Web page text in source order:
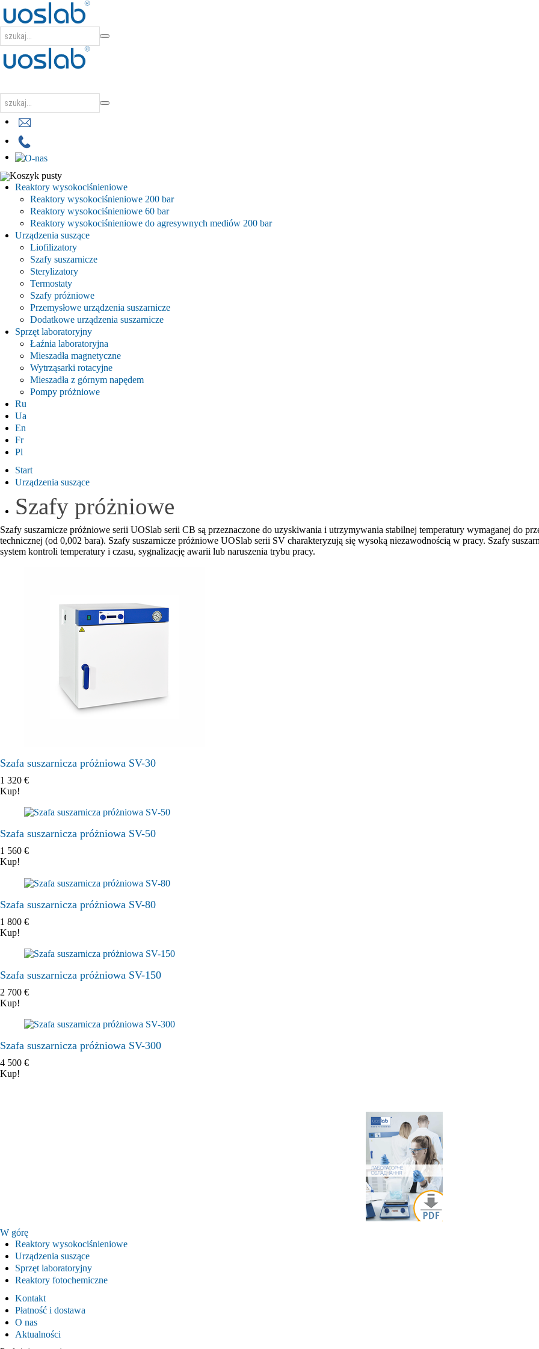
Koszyk pusty
Reaktory wysokociśnieniowe
Reaktory wysokociśnieniowe 200 bar
Reaktory wysokociśnieniowe 60 bar
Reaktory wysokociśnieniowe do agresywnych mediów 200 bar
Urządzenia suszące
Liofilizatory
Szafy suszarnicze
Sterylizatory
Termostaty
Szafy próżniowe
Przemysłowe urządzenia suszarnicze
Dodatkowe urządzenia suszarnicze
Sprzęt laboratoryjny
Łaźnia laboratoryjna
Mieszadła magnetyczne
Wytrząsarki rotacyjne
Mieszadła z górnym napędem
Pompy próżniowe
Ru
Ua
En
Fr
Pl
Start
Urządzenia suszące
Szafy próżniowe
Szafy suszarnicze próżniowe serii UOSlab serii СВ są przeznaczone do uzyskiwania i utrzymywania stabilnej temperatury wymaganej do
technicznej (od 0,002 bara). Szafy suszarnicze próżniowe UOSlab serii SV charakteryzują się wysoką niezawodnością w pracy. Szafy
system kontroli temperatury i czasu, sygnalizację awarii lub naruszenia trybu pracy.
Szafa suszarnicza próżniowa SV-30
1 320 €
Kup!
Szafa suszarnicza próżniowa SV-50
1 560 €
Kup!
Szafa suszarnicza próżniowa SV-80
1 800 €
Kup!
Szafa suszarnicza próżniowa SV-150
2 700 €
Kup!
Szafa suszarnicza próżniowa SV-300
4 500 €
Kup!
W górę
Reaktory wysokociśnieniowe
Urządzenia suszące
Sprzęt laboratoryjny
Reaktory fotochemiczne
Kontakt
Płatność i dostawa
O nas
Aktualności